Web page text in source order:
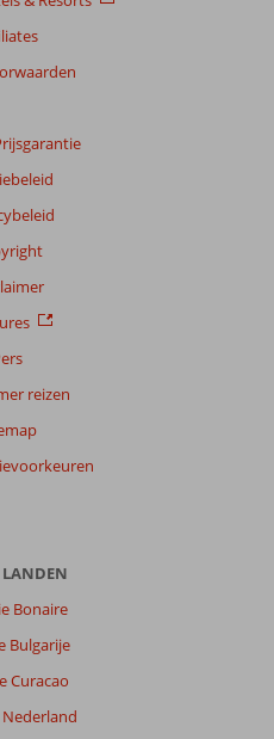
reizen
LANDEN
Bonaire
Bulgarije
Curacao